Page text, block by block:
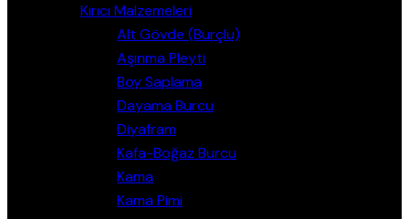
Kırıcı Malzemeleri
Alt Gövde (Burçlu)
Aşınma Pleyti
Boy Saplama
Dayama Burcu
Diyafram
Kafa-Boğaz Burcu
Kama
Kama Pimi